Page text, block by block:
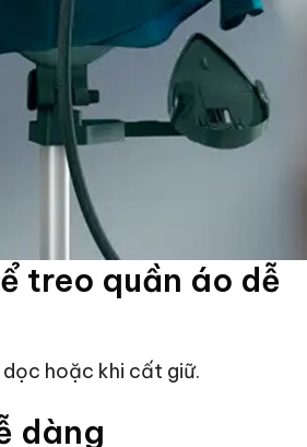
treo quần áo dễ
hoặc khi cất giữ.
dàng